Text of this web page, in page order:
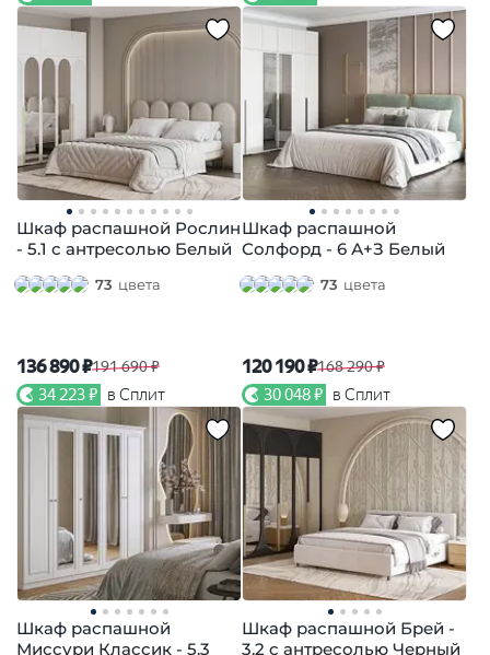
Шкаф распашной Рослин
- 5.1 с антресолью Белый
73 цвета
136 890 ₽191 690 ₽
34 223 ₽ в Сплит
Шкаф распашной
Солфорд - 6 А+З Белый
73 цвета
120 190 ₽168 290 ₽
30 048 ₽ в Сплит
Шкаф распашной
Миссури Классик - 5.3
Шкаф распашной Брей -
3.2 с антресолью Черный